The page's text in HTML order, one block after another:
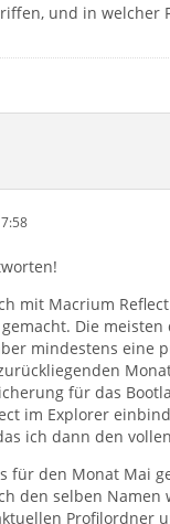
und in welcher
mit Macrium
Die meisten
mindestens eine
für das
im Explorer
ich dann den
für den Monat Mai
den selben Namen
Profilordner